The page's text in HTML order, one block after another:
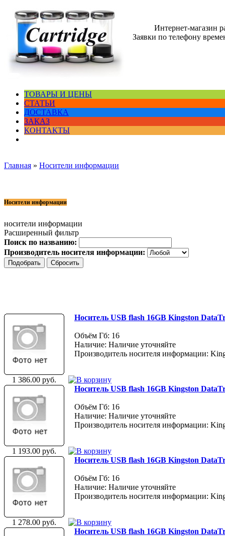
Интернет-магазин
Заявки по телефону
ТОВАРЫ И ЦЕНЫ
СТАТЬИ
ДОСТАВКА
ЗАКАЗ
КОНТАКТЫ
Главная » Носители информации
Носители информации
носители информации
Расширенный фильтр
Поиск по названию:
Производитель носителя информации:
Носитель USB flash 16GB Kingston
Объём Гб: 16
Наличие: Наличие уточняйте
Производитель носителя информации:
1 386.00 руб.
Носитель USB flash 16GB Kingston
Объём Гб: 16
Наличие: Наличие уточняйте
Производитель носителя информации:
1 193.00 руб.
Носитель USB flash 16GB Kingston
Объём Гб: 16
Наличие: Наличие уточняйте
Производитель носителя информации:
1 278.00 руб.
Носитель USB flash 16GB Kingston